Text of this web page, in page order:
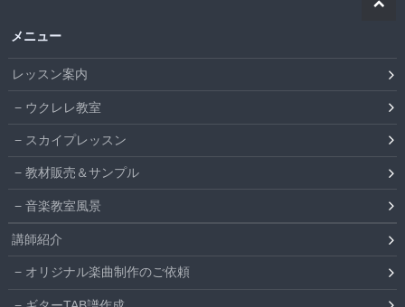
メニュー
レッスン案内
ウクレレ教室
スカイプレッスン
教材販売＆サンプル
音楽教室風景
講師紹介
オリジナル楽曲制作のご依頼